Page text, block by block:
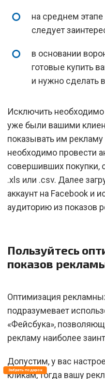
на среднем
следует
в основании
готовые купить
и нужно сделать
Исключить
уже были вашими
показывать им
необходимо провести
совершивших покупки,
.xls или .csv. Далее
аккаунт на Facebook и
аудиторию из показов
Пользуйтесь
показов
Оптимизация
подразумевает
«Фейсбука»,
рекламу наиболее
Допустим, у вас
кликам, тогда вашу
Забрать подарок